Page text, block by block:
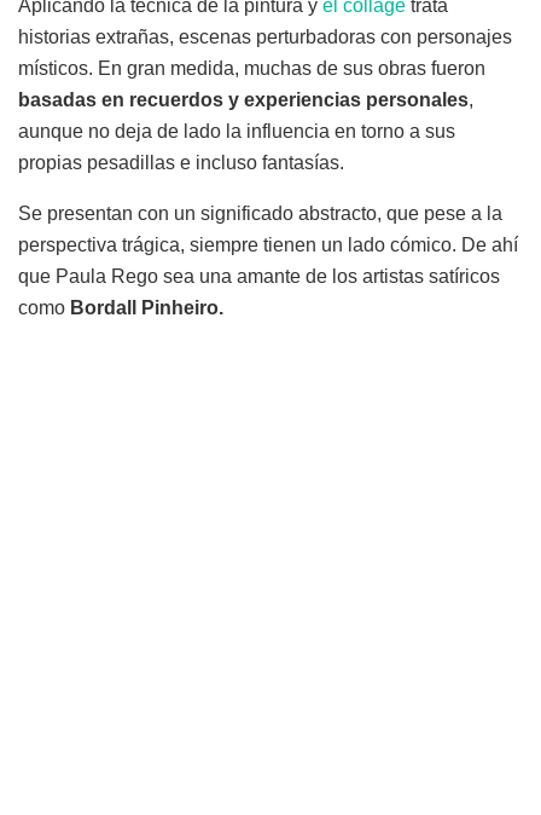
Aplicando la técnica de la pintura y el collage trata
historias extrañas, escenas perturbadoras con personajes
místicos. En gran medida, muchas de sus obras fueron
basadas en recuerdos y experiencias personales,
aunque no deja de lado la influencia en torno a sus
propias pesadillas e incluso fantasías.
Se presentan con un significado abstracto, que pese a la
perspectiva trágica, siempre tienen un lado cómico. De ahí
que Paula Rego sea una amante de los artistas satíricos
como Bordall Pinheiro.